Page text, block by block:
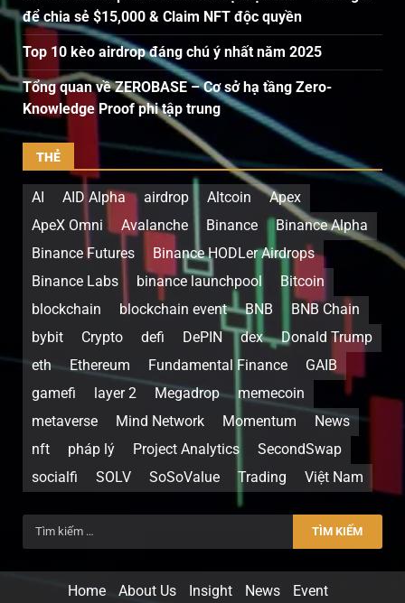
để chia sẻ $15,000 & Claim NFT độc quyền
Top 10 kèo airdrop đáng chú ý nhất năm 2025
Tổng quan về ZEROBASE – Cơ sở hạ tầng Zero-
Knowledge Proof phi tập trung
THẺ
AI AID Alpha airdrop Altcoin
Apex
ApeX Omni
Avalanche Binance
Binance Alpha
Binance Futures
Binance HODLer Airdrops
Binance Labs
binance launchpool
Bitcoin
blockchain
blockchain event BNB
BNB Chain
bybit
Crypto defi DePIN dex
Donald Trump
eth
Ethereum Fundamental Finance
GAIB
gamefi
layer 2 Megadrop
memecoin
metaverse
Mind Network Momentum
News
nft
pháp lý Project Analytics
SecondSwap
socialfi
SOLV SoSoValue Trading Việt Nam
Home About Us Insight News Event